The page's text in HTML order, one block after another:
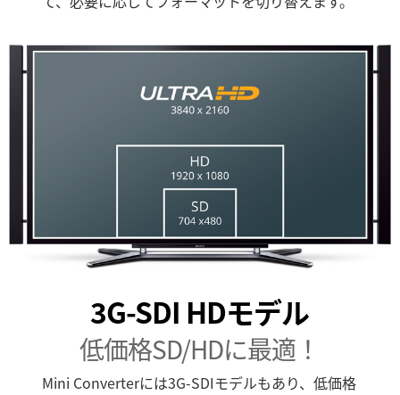
3G-SDI HDモデル
低価格SD/HDに最適！
Mini Converterには3G-SDIモデルもあり、低価格